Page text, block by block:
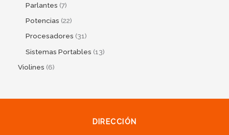
Parlantes 7
Potencias 22
Procesadores 31
Sistemas Portables 13
Violines 6
DIRECCIÓN